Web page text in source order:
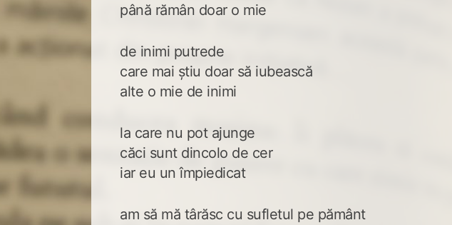
până rămân doar o mie
de inimi putrede
care mai știu doar să iubească
alte o mie de inimi
la care nu pot ajunge
căci sunt dincolo de cer
iar eu un împiedicat
am să mă târăsc cu sufletul pe pământ